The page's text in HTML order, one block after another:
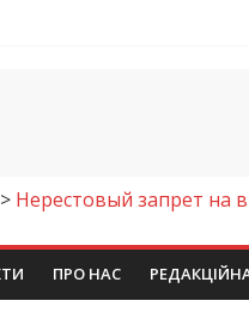
легендарного монастиря
> Нерестовый запрет на
ПРО НАС